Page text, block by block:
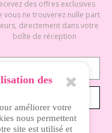
des offres exclusives
vous ne trouverez nulle part
directement dans votre
boîte de réception
des
améliorer votre
nous permettent
site est utilisé et